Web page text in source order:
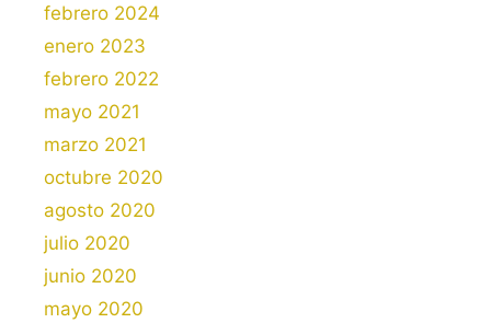
febrero 2024
enero 2023
febrero 2022
mayo 2021
marzo 2021
octubre 2020
agosto 2020
julio 2020
junio 2020
mayo 2020